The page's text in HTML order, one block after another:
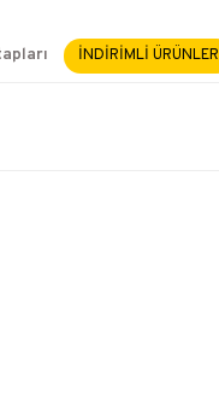
İNDİRİMLİ ÜRÜNLER